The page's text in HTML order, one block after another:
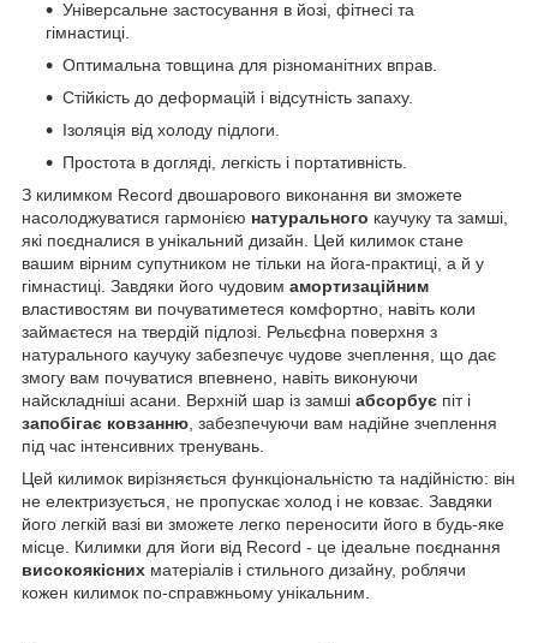
Універсальне застосування в йозі, фітнесі та
гімнастиці.
Оптимальна товщина для різноманітних вправ.
Стійкість до деформацій і відсутність запаху.
Ізоляція від холоду підлоги.
Простота в догляді, легкість і портативність.
З килимком Record двошарового виконання ви зможете
насолоджуватися гармонією натурального каучуку та замші,
які поєдналися в унікальний дизайн. Цей килимок стане
вашим вірним супутником не тільки на йога-практиці, а й у
гімнастиці. Завдяки його чудовим амортизаційним
властивостям ви почуватиметеся комфортно, навіть коли
займаєтеся на твердій підлозі. Рельєфна поверхня з
натурального каучуку забезпечує чудове зчеплення, що дає
змогу вам почуватися впевнено, навіть виконуючи
найскладніші асани. Верхній шар із замші абсорбує піт і
запобігає ковзанню , забезпечуючи вам надійне зчеплення
під час інтенсивних тренувань.
Цей килимок вирізняється функціональністю та надійністю: він
не електризується, не пропускає холод і не ковзає. Завдяки
його легкій вазі ви зможете легко переносити його в будь-яке
місце. Килимки для йоги від Record - це ідеальне поєднання
високоякісних матеріалів і стильного дизайну, роблячи
кожен килимок по-справжньому унікальним.